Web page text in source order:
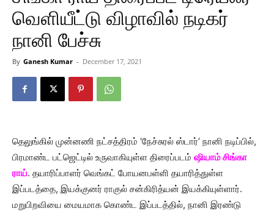
வெளியீட்டு விழாவில் நடிகர்
நானி பேச்சு
By Ganesh Kumar - December 17, 2021
தெலுங்கில் முன்னணி நட்சத்திரம் ‘நேச்சுரல் ஸ்டார்’ நானி நடிப்பில்,
பிரமாண்ட பட்ஜெட்டில் உருவாகியுள்ள திரைப்படம் ஷியாம் சிங்கா
ராய். தயாரிப்பாளர் வெங்கட் போயனபள்ளி தயாரித்துள்ள
இப்படத்தை, இயக்குனர் ராகுல் சன்கிரித்யன் இயக்கியுள்ளார்.
மறுபிறவியை மையமாக கொண்ட இப்படத்தில், நானி இரண்டு